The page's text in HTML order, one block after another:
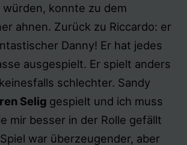
konnte zu dem
ahnen. Zurück zu Riccardo: er
Danny! Er hat jedes
ausgespielt. Er spielt anders
schlechter. Sandy
Selig gespielt und ich muss
mir besser in der Rolle gefällt
war überzeugender, aber